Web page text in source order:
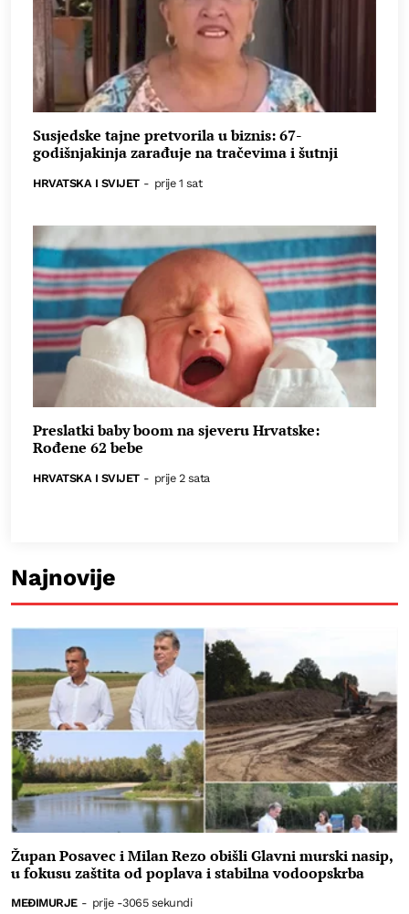
Susjedske tajne pretvorila u biznis: 67-
godišnjakinja zarađuje na tračevima i šutnji
HRVATSKA I SVIJET - prije 1 sat
Preslatki baby boom na sjeveru Hrvatske:
Rođene 62 bebe
HRVATSKA I SVIJET - prije 2 sata
Najnovije
Župan Posavec i Milan Rezo obišli Glavni murski nasip,
u fokusu zaštita od poplava i stabilna vodoopskrba
MEĐIMURJE - prije -3065 sekundi